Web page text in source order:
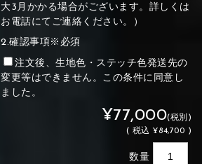
大3月かかる場合がございます。詳しくは
お電話にてご連絡ください。）
2.確認事項※必須
注文後、生地色・ステッチ色発送先の
変更等はできません。この条件に同意し
ました。
¥77,000(税別)
( 税込 ¥84,700 )
数量